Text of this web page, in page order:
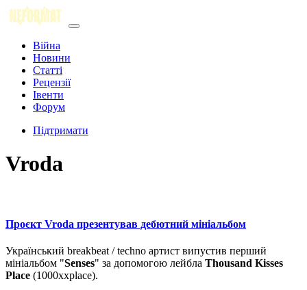
Війна
Новини
Статті
Рецензії
Івенти
Форум
Підтримати
Vroda
Проєкт Vroda презентував дебютний мініальбом
Український breakbeat / techno артист випустив перший
мініальбом "Senses" за допомогою лейбла Thousand Kisses
Place (1000xxplace).